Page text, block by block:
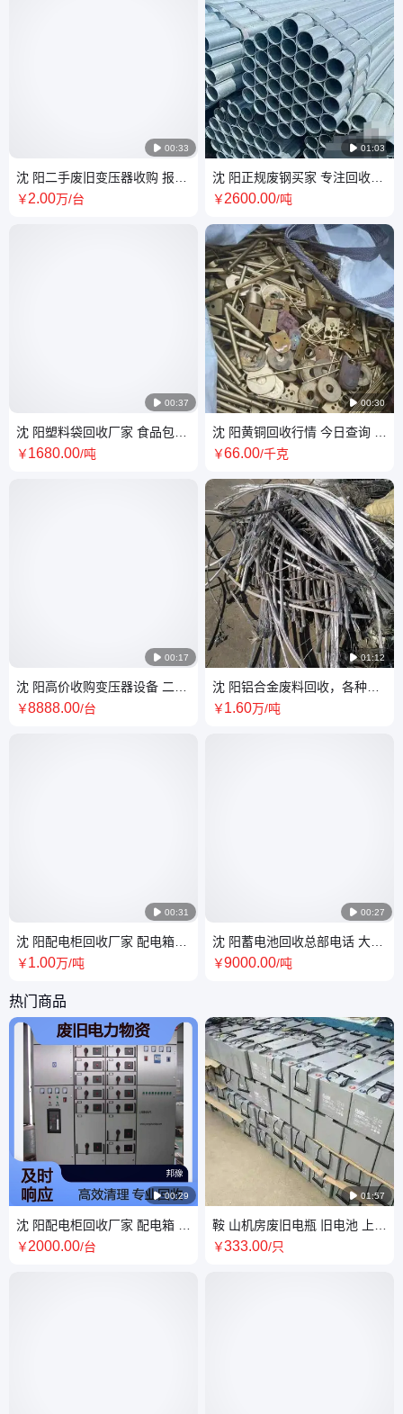
 00:33
沈 阳二手废旧变压器收购 报废
电气设备回收厂家
￥2.00万/台
 00:37
沈 阳塑料袋回收厂家 食品包装
材料收购 常年采购 量大自提
￥1680.00/吨
 00:17
沈 阳高价收购变压器设备 二手
变压器回收 自带车辆运输一站
￥8888.00/台
 00:31
沈 阳配电柜回收厂家 配电箱电
控柜收购 电气开关柜采购商
￥1.00万/吨
 01:03
沈 阳正规废钢买家 专注回收钢
管 铁板 钢筋废料 整体打包现金
￥2600.00/吨
 00:30
沈 阳黄铜回收行情 今日查询 电
缆铜收购电话 免费上门自提
￥66.00/千克
 01:12
沈 阳铝合金废料回收，各种铝
件铝导线收购 绿色行动从我做
￥1.60万/吨
 00:27
沈 阳蓄电池回收总部电话 大量
电池电瓶收购 快速上门自行提
￥9000.00/吨
热门商品
 00:29
沈 阳配电柜回收厂家 配电箱 开
关柜收购厂家 废旧电力物资清
￥2000.00/台
 01:57
鞍 山机房废旧电瓶 旧电池 上门
回收 UPS蓄电池收购 自行拆卸
￥333.00/只